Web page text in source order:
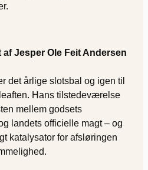
af Jesper Ole Feit Andersen
det årlige slotsbal og igen til
Hans tilstedeværelse
mellem godsets
landets officielle magt – og
katalysator for afsløringen